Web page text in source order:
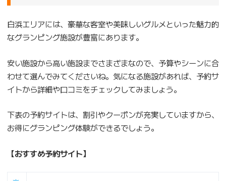
白浜エリアには、豪華な客室や美味しいグルメといった魅力的
なグランピング施設が豊富にあります。
安い施設から高い施設までさまざまなので、予算やシーンに合
わせて選んでみてくださいね。気になる施設があれば、予約サ
イトから詳細や口コミをチェックしてみましょう。
下表の予約サイトは、割引やクーポンが充実していますから、
お得にグランピング体験ができるでしょう。
【おすすめ予約サイト】